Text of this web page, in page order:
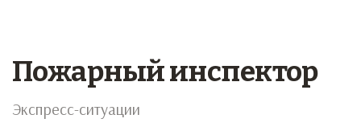
Пожарный инспектор
Экспресс-ситуации